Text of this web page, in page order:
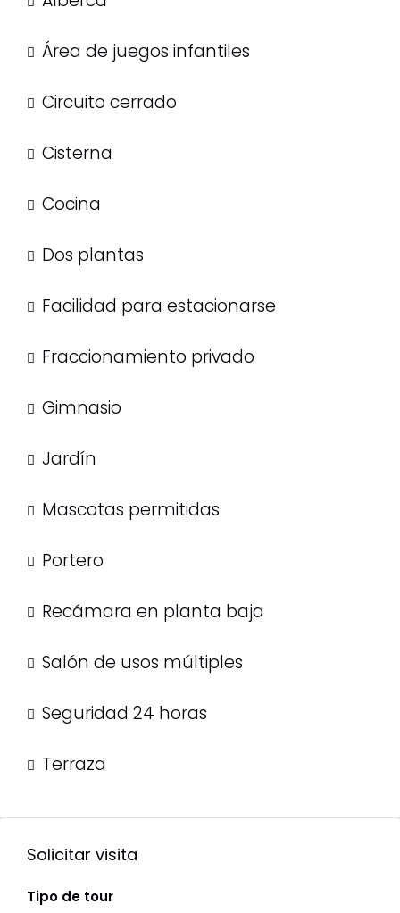
Área de juegos infantiles
Circuito cerrado
Cisterna
Cocina
Dos plantas
Facilidad para estacionarse
Fraccionamiento privado
Gimnasio
Jardín
Mascotas permitidas
Portero
Recámara en planta baja
Salón de usos múltiples
Seguridad 24 horas
Terraza
Solicitar visita
Tipo de tour